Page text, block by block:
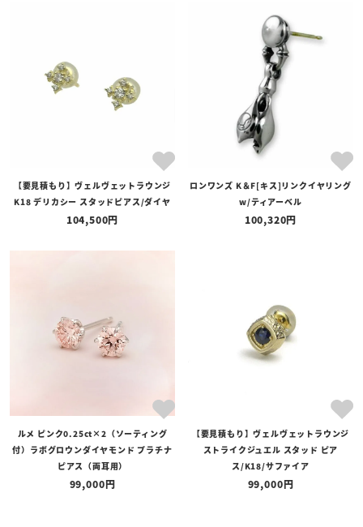
【要見積もり】ヴェルヴェットラウンジ
K18 デリカシー スタッドピアス/ダイヤ
104,500
ロンワンズ K＆F[キス]リンクイヤリング
w/ティアーベル
100,320
ルメ ピンク0.25ct×2（ソーティング
付）ラボグロウンダイヤモンド プラチナ
ピアス（両耳用）
99,000
【要見積もり】ヴェルヴェットラウンジ
ストライクジュエル スタッド ピア
ス/K18/サファイア
99,000